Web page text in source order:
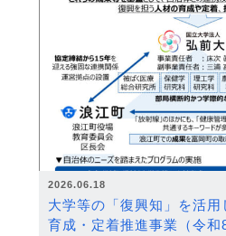
2026.06.18
大学等の「復興知」を活
育成・定着推進事業（令